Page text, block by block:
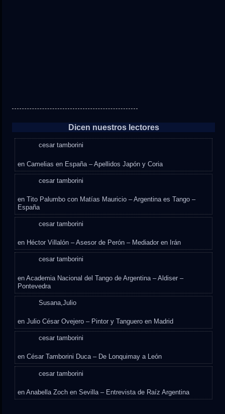
Dicen nuestros lectores
cesar tamborini
enCamelias en España – Apellidos Japón y Coria
cesar tamborini
enTito Palumbo con Matías Mauricio – Argentina es Tango –
España
cesar tamborini
en Héctor Villalón – Asesor de Perón – Mediador en Irán
cesar tamborini
enAcademia Nacional del Tango de Argentina – Aldiser –
Pontevedra
Susana,Julio
enJulio César Ovejero – Pintor y Tanguero en Madrid
cesar tamborini
enCésar Tamborini Duca – De Lonquimay a León
cesar tamborini
enAnabella Zoch en Sevilla – Entrevista de Raíz Argentina